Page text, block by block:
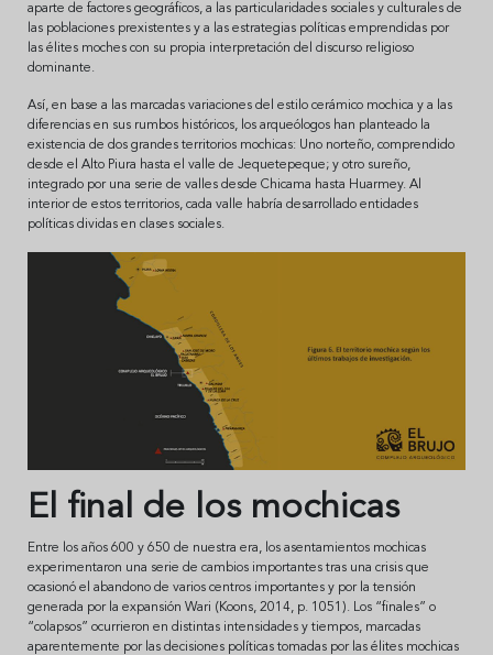
aparte de factores geográficos, a las particularidades sociales y culturales de
las poblaciones prexistentes y a las estrategias políticas emprendidas por
las élites moches con su propia interpretación del discurso religioso
dominante.
Así, en base a las marcadas variaciones del estilo cerámico mochica y a las
diferencias en sus rumbos históricos, los arqueólogos han planteado la
existencia de dos grandes territorios mochicas: Uno norteño, comprendido
desde el Alto Piura hasta el valle de Jequetepeque; y otro sureño,
integrado por una serie de valles desde Chicama hasta Huarmey. Al
interior de estos territorios, cada valle habría desarrollado entidades
políticas dividas en clases sociales.
El final de los mochicas
Entre los años 600 y 650 de nuestra era, los asentamientos mochicas
experimentaron una serie de cambios importantes tras una crisis que
ocasionó el abandono de varios centros importantes y por la tensión
generada por la expansión Wari (Koons, 2014, p. 1051). Los “finales” o
“colapsos” ocurrieron en distintas intensidades y tiempos, marcadas
aparentemente por las decisiones políticas tomadas por las élites mochicas